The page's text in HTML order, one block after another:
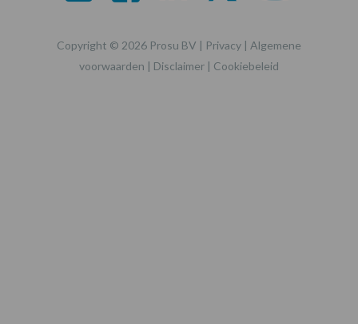
Copyright © 2026 Prosu BV | Privacy | Algemene
voorwaarden | Disclaimer | Cookiebeleid